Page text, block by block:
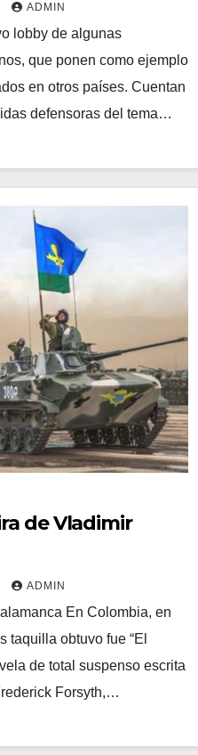
ADMIN
lobby de algunas
que ponen como ejemplo
en otros países. Cuentan
defensoras del tema…
de Vladimir
ADMIN
En Colombia, en
taquilla obtuvo fue “El
de total suspenso escrita
Forsyth,…